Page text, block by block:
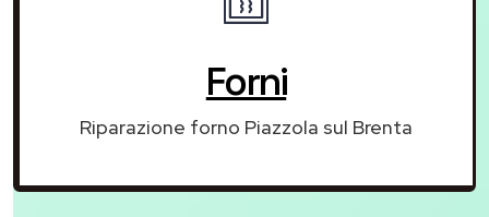
Forni
Riparazione forno Piazzola sul Brenta